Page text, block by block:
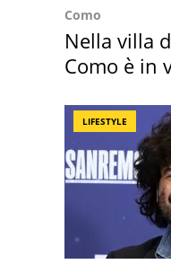
Como
Nella villa
Como è in
LIFESTYLE